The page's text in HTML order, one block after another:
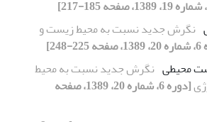
نگرش جدید نسبت به محیط زیست و
محیطی نگرش جدید نسبت به محیط
[دوره 6، شماره 20، 1389، صفحه